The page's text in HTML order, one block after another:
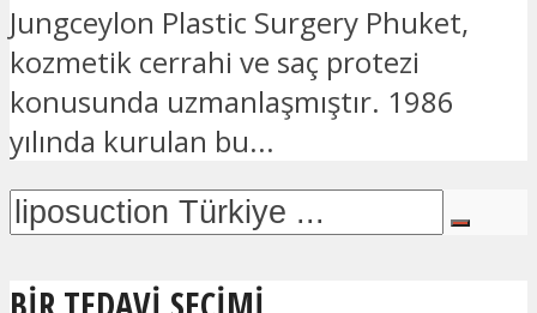
Jungceylon Plastic Surgery Phuket,
kozmetik cerrahi ve saç protezi
konusunda uzmanlaşmıştır. 1986
yılında kurulan bu...